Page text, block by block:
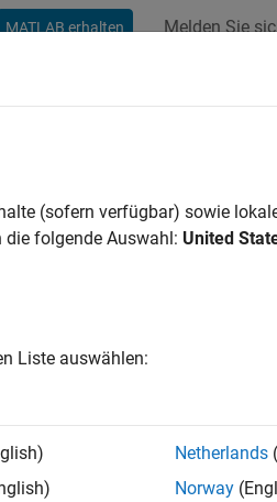
MATLAB erhalten Melden Sie
How
(sofern verfügbar) sowie
die folgende Auswahl: United
Liste auswählen:
Netherlands
Norway